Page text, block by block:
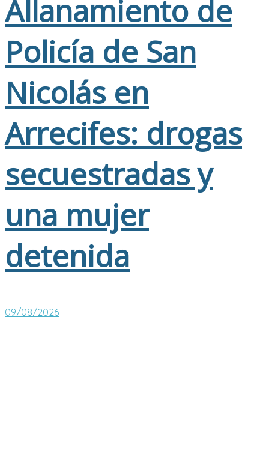
Allanamiento de
Policía de San
Nicolás en
Arrecifes: drogas
secuestradas y
una mujer
detenida
09/08/2026